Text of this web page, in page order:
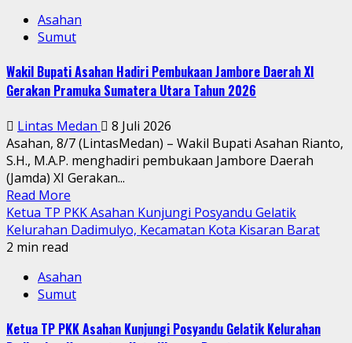
Asahan
Sumut
Wakil Bupati Asahan Hadiri Pembukaan Jambore Daerah XI
Gerakan Pramuka Sumatera Utara Tahun 2026
Lintas Medan
8 Juli 2026
Asahan, 8/7 (LintasMedan) – Wakil Bupati Asahan Rianto,
S.H., M.A.P. menghadiri pembukaan Jambore Daerah
(Jamda) XI Gerakan...
Read More
Ketua TP PKK Asahan Kunjungi Posyandu Gelatik
Kelurahan Dadimulyo, Kecamatan Kota Kisaran Barat
2 min read
Asahan
Sumut
Ketua TP PKK Asahan Kunjungi Posyandu Gelatik Kelurahan